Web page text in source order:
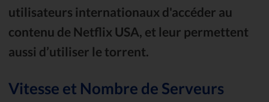
utilisateurs internationaux d'accéder au
contenu de Netflix USA, et leur permettent
aussi d’utiliser le torrent.
Vitesse et Nombre de Serveurs